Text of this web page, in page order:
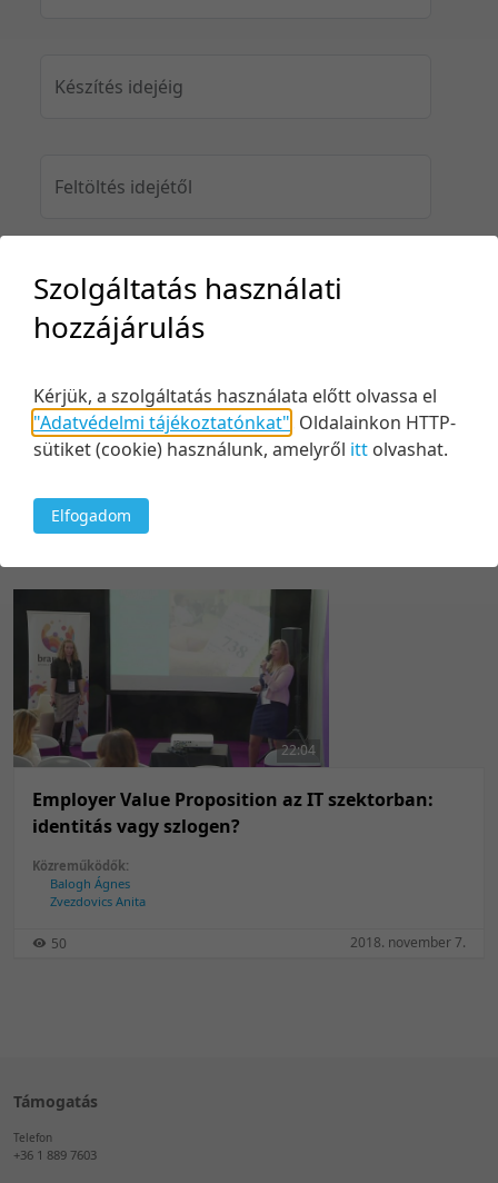
Készítés idejéig
Feltöltés idejétől
Feltöltés idejéig
Keresés
Relevancia szerint
Kezdés/felvétel dátuma szerint
Feltöltés dátuma szerint
Utolsó módosítás szerint
Utolsó módosítás szerint
50 tétel/oldal
22:04
Employer Value Proposition az IT szektorban:
identitás vagy szlogen?
Közreműködők:
Balogh Ágnes
Zvezdovics Anita
50 2018. november 7.
Támogatás
Telefon
+36 1 889 7603
Szolgáltatás használati
hozzájárulás
Kérjük, a szolgáltatás használata előtt olvassa el
"Adatvédelmi tájékoztatónkat" Oldalainkon HTTP-
sütiket (cookie) használunk, amelyről itt olvashat.
Elfogadom